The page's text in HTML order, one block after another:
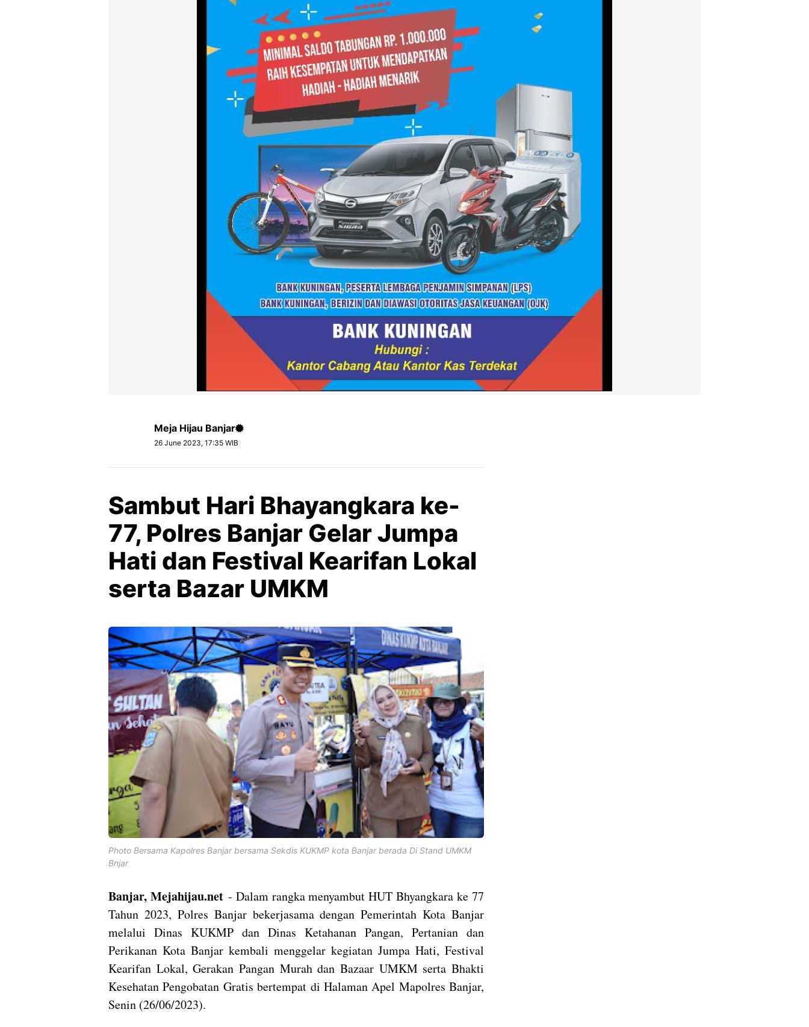
Meja Hijau Banjar
26 June 2023, 17:35 WIB
Sambut Hari Bhayangkara ke-
77, Polres Banjar Gelar Jumpa
Hati dan Festival Kearifan Lokal
serta Bazar UMKM
Photo Bersama Kapolres Banjar bersama Sekdis KUKMP kota Banjar berada Di Stand UMKM
Bnjar
Banjar, Mejahijau.net - Dalam rangka menyambut HUT Bhyangkara ke 77
Tahun 2023, Polres Banjar bekerjasama dengan Pemerintah Kota Banjar
melalui Dinas KUKMP dan Dinas Ketahanan Pangan, Pertanian dan
Perikanan Kota Banjar kembali menggelar kegiatan Jumpa Hati, Festival
Kearifan Lokal, Gerakan Pangan Murah dan Bazaar UMKM serta Bhakti
Kesehatan Pengobatan Gratis bertempat di Halaman Apel Mapolres Banjar,
Senin (26/06/2023).